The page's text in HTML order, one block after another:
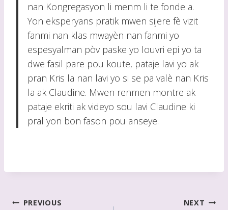
nan Kongregasyon li menm li te fonde a.
Yon eksperyans pratik mwen sijere fè vizit
fanmi nan klas mwayèn nan fanmi yo
espesyalman pòv paske yo louvri epi yo ta
dwe fasil pare pou koute, pataje lavi yo ak
pran Kris la nan lavi yo si se pa valè nan Kris
la ak Claudine. Mwen renmen montre ak
pataje ekriti ak videyo sou lavi Claudine ki
pral yon bon fason pou anseye.
Poste
PREVIOUS NEXT